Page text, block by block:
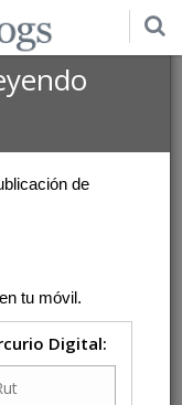
de
tu móvil.
Digital: